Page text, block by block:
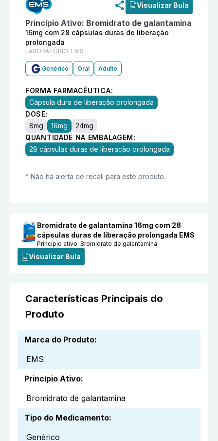
Visualizar Bula
Princípio Ativo: Bromidrato de galantamina
16mg com 28 cápsulas duras de liberação
prolongada
LABORATÓRIO: EMS
Genérico Oral Adulto
FORMA FARMACÊUTICA:
Cápsula dura de liberação prolongada
DOSE:
8mg
16mg
24mg
QUANTIDADE NA EMBALAGEM:
28 cápsulas duras de liberação prolongada
* Não há alerta de recall para este produto.
Bromidrato de galantamina 16mg com 28
cápsulas duras de liberação prolongada EMS
Princípio ativo:Bromidrato de galantamina
Visualizar Bula
Características Principais do
Produto
Marca do Produto:
EMS
Princípio Ativo:
Bromidrato de galantamina
Tipo do Medicamento:
Genérico